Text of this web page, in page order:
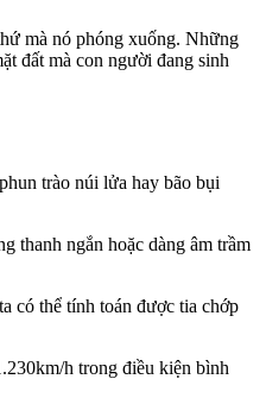
mà nó phóng xuống. Những
đất mà con người đang sinh
trào núi lửa hay bão bụi
thanh ngắn hoặc dàng âm trầm
có thể tính toán được tia chớp
h trong điều kiện bình